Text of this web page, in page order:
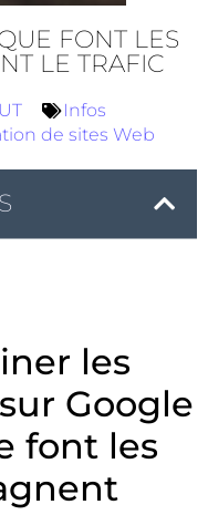
FONT LES
LE TRAFIC
Infos
de sites Web
les
Google
font les